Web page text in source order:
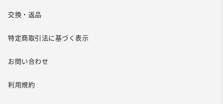
交換・返品
特定商取引法に基づく表示
お問い合わせ
利用規約